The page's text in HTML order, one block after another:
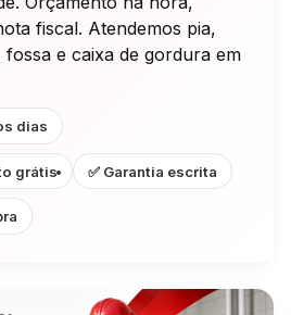
fiscal. Atendemos pia,
e caixa de gordura em
dias
grátis ✅ Garantia escrita